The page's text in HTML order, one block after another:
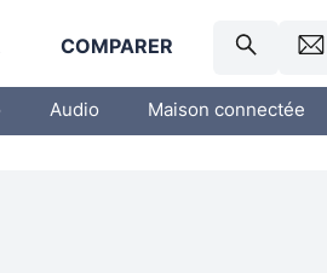
COMPARER
Audio Maison connectée